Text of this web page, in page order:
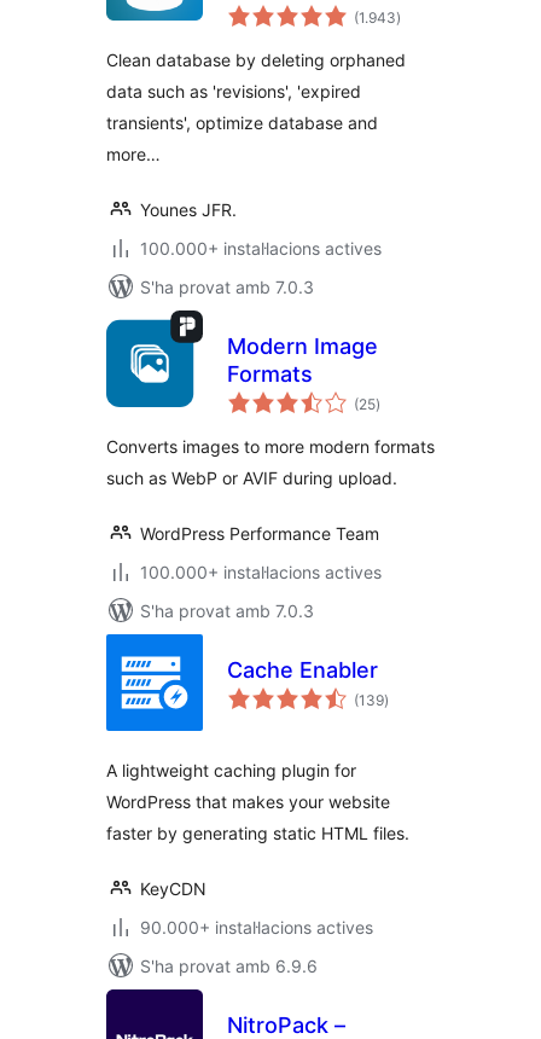
Optimize & Clean
Up Site
Performance
(1.943puntuacions
totals
)
Clean database by deleting orphaned
data such as 'revisions', 'expired
transients', optimize database and
more…
Younes JFR.
100.000+ instal·lacions actives
S'ha provat amb 7.0.3
Modern Image
Formats
(25puntuacions
totals
)
Converts images to more modern formats
such as WebP or AVIF during upload.
WordPress Performance Team
100.000+ instal·lacions actives
S'ha provat amb 7.0.3
Cache Enabler
(139puntuacions
totals
)
A lightweight caching plugin for
WordPress that makes your website
faster by generating static HTML files.
KeyCDN
90.000+ instal·lacions actives
S'ha provat amb 6.9.6
NitroPack –